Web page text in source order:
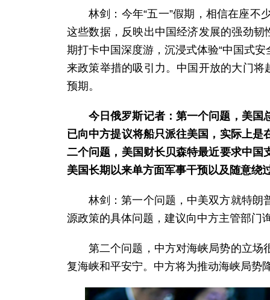
林剑：今年“五一”假期，相信在座
这些数据，反映出中国经济发展的强劲韧
期打卡中国深度游，沉浸式体验“中国式
来政策举措的吸引力。中国开放的大门将
预期。
今日俄罗斯记者：第一个问题，美国
已向中方提议将船只派往美国，实际上
二个问题，美国财长贝森特最近要求中
美国长期以来单方面军事干预以及随意绕
林剑：第一个问题，中美双方就特朗
源政策的具体问题，建议向中方主管部门
第二个问题，中方对海峡局势的立场
复海峡和平安宁。中方将为推动海峡局势